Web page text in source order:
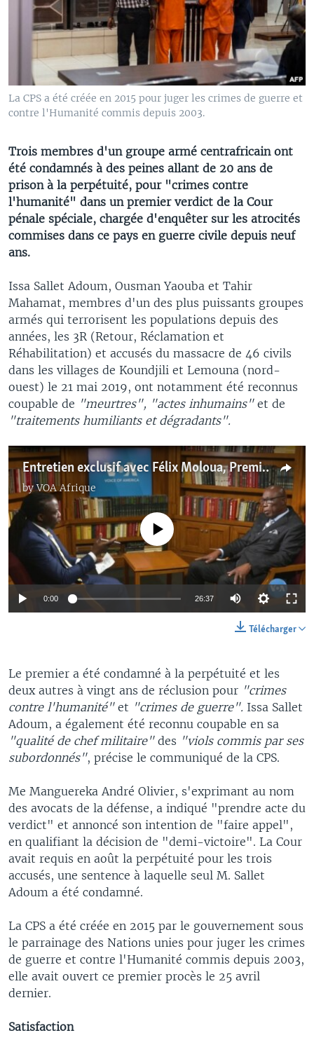
La CPS a été créée en 2015 pour juger les crimes de guerre et
contre l'Humanité commis depuis 2003.
Trois membres d'un groupe armé centrafricain ont
été condamnés à des peines allant de 20 ans de
prison à la perpétuité, pour "crimes contre
l'humanité" dans un premier verdict de la Cour
pénale spéciale, chargée d'enquêter sur les atrocités
commises dans ce pays en guerre civile depuis neuf
ans.
Issa Sallet Adoum, Ousman Yaouba et Tahir
Mahamat, membres d'un des plus puissants groupes
armés qui terrorisent les populations depuis des
années, les 3R (Retour, Réclamation et
Réhabilitation) et accusés du massacre de 46 civils
dans les villages de Koundjili et Lemouna (nord-
ouest) le 21 mai 2019, ont notamment été reconnus
coupable de "meurtres", "actes inhumains" et de
"traitements humiliants et dégradants".
Entretien exclusif avec Félix Moloua, Premier ministre de la RCA
byVOA Afrique
No media source currently available
0:00 26:37
Télécharger
Le premier a été condamné à la perpétuité et les
deux autres à vingt ans de réclusion pour "crimes
contre l'humanité" et "crimes de guerre". Issa Sallet
Adoum, a également été reconnu coupable en sa
"qualité de chef militaire" des "viols commis par ses
subordonnés", précise le communiqué de la CPS.
Me Manguereka André Olivier, s'exprimant au nom
des avocats de la défense, a indiqué "prendre acte du
verdict" et annoncé son intention de "faire appel",
en qualifiant la décision de "demi-victoire". La Cour
avait requis en août la perpétuité pour les trois
accusés, une sentence à laquelle seul M. Sallet
Adoum a été condamné.
La CPS a été créée en 2015 par le gouvernement sous
le parrainage des Nations unies pour juger les crimes
de guerre et contre l'Humanité commis depuis 2003,
elle avait ouvert ce premier procès le 25 avril
dernier.
Satisfaction